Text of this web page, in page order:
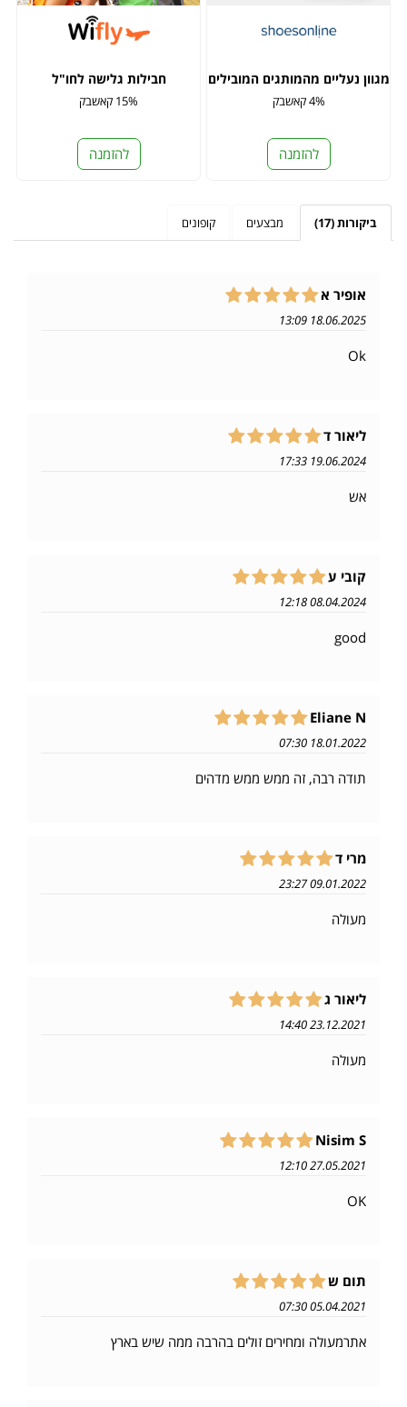
מגוון נעליים מהמותגים המובילים
4% קאשבק
להזמנה
חבילות גלישה לחו"ל
15% קאשבק
להזמנה
ביקורות (17) מבצעים קופונים
אופיר א
18.06.2025 13:09
Ok
ליאור ד
19.06.2024 17:33
אש
קובי ע
08.04.2024 12:18
good
Eliane N
18.01.2022 07:30
תודה רבה, זה ממש ממש מדהים
מרי ד
09.01.2022 23:27
מעולה
ליאור ג
23.12.2021 14:40
מעולה
Nisim S
27.05.2021 12:10
OK
תום ש
05.04.2021 07:30
אתרמעולה ומחירים זולים בהרבה ממה שיש בארץ